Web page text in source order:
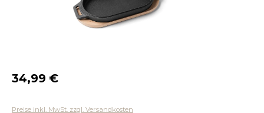
Regulärer Preis:
34,99 €
Preise inkl. MwSt. zzgl. Versandkosten